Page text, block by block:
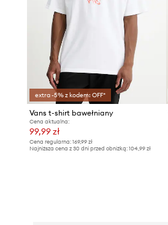
extra -5% z kodem: OFF*
Vans t-shirt bawełniany
Cena aktualna:
99,99 zł
Cena regularna: 169,99 zł
Najniższa cena z 30 dni przed obniżką: 104,99 zł